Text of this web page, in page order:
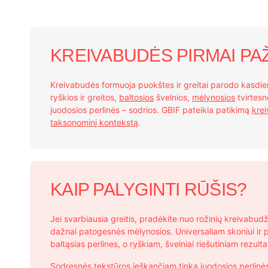
chosen
the
product
page
KREIVABUDĖS PIRMAI
Kreivabudės formuoja puokštes ir greitai parodo
ryškios ir greitos, baltosios švelnios, mėlynosios
juodosios perlinės – sodrios. GBIF pateikia patikimą
taksonominį kontekstą.
KAIP PALYGINTI RŪŠIS?
Jei svarbiausia greitis, pradėkite nuo rožinių
dažnai patogesnės mėlynosios. Universaliam skoniui ir
baltąsias perlines, o ryškiam, švelniai riešutiniam